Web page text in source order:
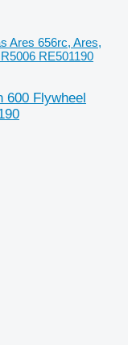
Ares 656rc, Ares,
RE501190
600 Flywheel